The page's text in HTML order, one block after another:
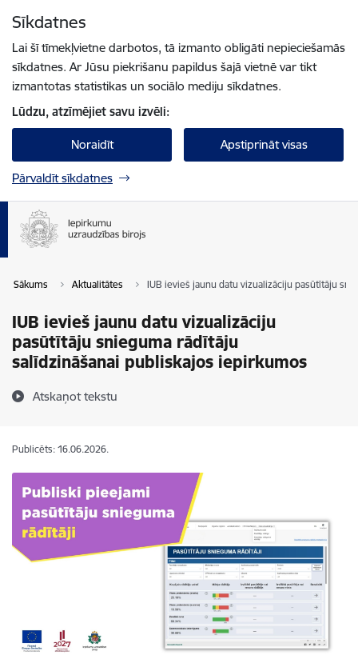
Sīkdatnes
Lai šī tīmekļvietne darbotos, tā izmanto obligāti nepieciešamās
sīkdatnes. Ar Jūsu piekrišanu papildus šajā vietnē var tikt
izmantotas statistikas un sociālo mediju sīkdatnes.
Lūdzu, atzīmējiet savu izvēli:
Noraidīt Apstiprināt visas
Pārvaldīt sīkdatnes
Sākums Aktualitātes IUB ievieš jaunu datu vizualizāciju pasūtītāju
IUB ievieš jaunu datu vizualizāciju
pasūtītāju snieguma rādītāju
salīdzināšanai publiskajos iepirkumos
Atskaņot tekstu
Publicēts: 16.06.2026.